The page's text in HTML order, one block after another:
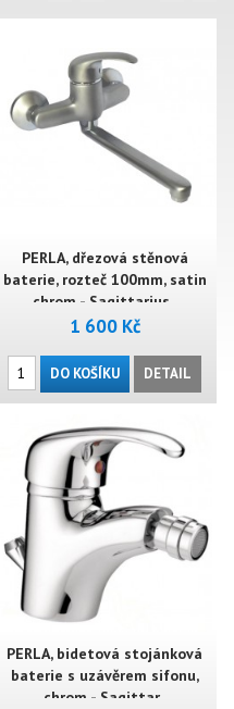
PERLA, dřezová stěnová
baterie, rozteč 100mm, satin
chrom - Sagittarius..
1 600 Kč
DO KOŠÍKU DETAIL
PERLA, bidetová stojánková
baterie s uzávěrem sifonu,
chrom - Sagittar..